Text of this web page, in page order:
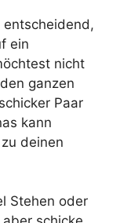
entscheidend,
ein
nicht
ganzen
Paar
kann
deinen
Stehen oder